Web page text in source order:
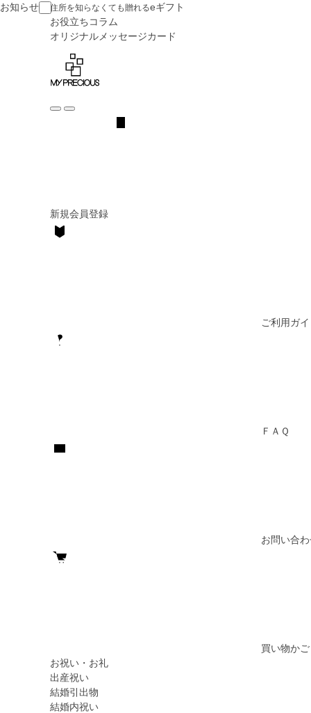
住所を知らなくても贈れるeギフト
お役立ちコラム
オリジナル メッセージカード
新規会員登録
ご利用ガ
ＦＡＱ
お問い合
買い物かご
お祝い・お礼
出産祝い
結婚引出物
結婚内祝い
お知らせ